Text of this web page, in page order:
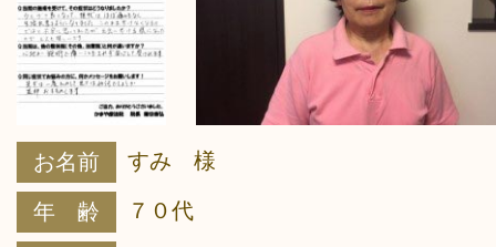
お名前 すみ 様
年 齢 ７０代